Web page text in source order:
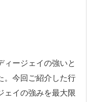
ィージェイの強いと
。今回ご紹介した行
ェイの強みを最大限